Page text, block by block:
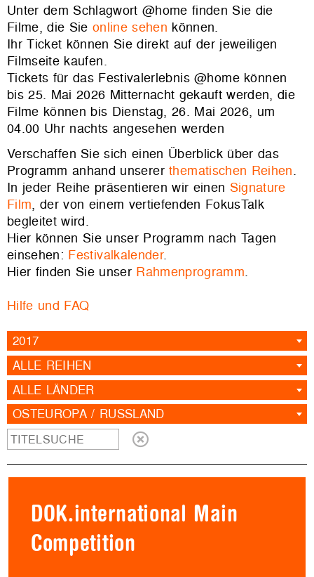
Unter dem Schlagwort @home finden Sie die
Filme, die Sie online sehen können.
Ihr Ticket können Sie direkt auf der jeweiligen
Filmseite kaufen.
Tickets für das Festivalerlebnis @home können
bis 25. Mai 2026 Mitternacht gekauft werden, die
Filme können bis Dienstag, 26. Mai 2026, um
04.00 Uhr nachts angesehen werden
Verschaffen Sie sich einen Überblick über das
Programm anhand unsererthematischen Reihen.
In jeder Reihe präsentieren wir einen Signature
Film, der von einem vertiefenden FokusTalk
begleitet wird.
Hier können Sie unser Programm nach Tagen
einsehen: Festivalkalender.
Hier finden Sie unser Rahmenprogramm.
Hilfe und FAQ
2017
ALLE REIHEN
ALLE LÄNDER
OSTEUROPA / RUSSLAND
DOK.international Main
Competition